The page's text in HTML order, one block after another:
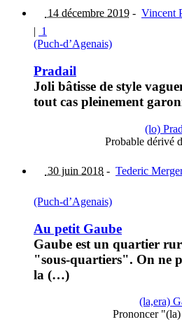
14 décembre 2019 - Vincent
| 1
(Puch-d’Agenais)
Pradail
Joli bâtisse de style
tout cas pleinement
(lo)
Probable dérivé
30 juin 2018 - Tederic
(Puch-d’Agenais)
Au petit Gaube
Gaube est un quartier
"sous-quartiers". On ne
la (…)
(la,era)
Prononcer